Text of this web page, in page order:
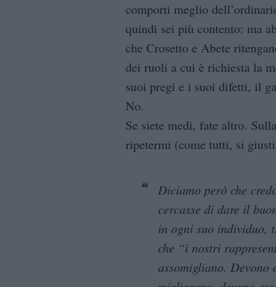
comporti meglio
quindi sei più contento: ma
che Crosetto e Abete
dei ruoli a cui è richiesta la
suoi pregi e i suoi difetti, il
No.
Se siete medi, fate altro.
ripetermi (come tutti, si
Diciamo però che
cercasse di dare il
in ogni suo individuo,
che “i nostri
assomigliano. Devono